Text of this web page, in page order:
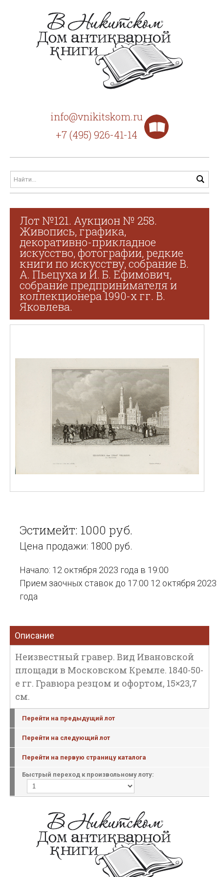
info@vnikitskom.ru
+7 (495) 926-41-14
Лот №121. Аукцион № 258.
Живопись, графика,
декоративно-прикладное
искусство, фотографии, редкие
книги по искусству, собрание В.
А. Пьецуха и И. Б. Ефимович,
собрание предпринимателя и
коллекционера 1990-х гг. В.
Яковлева.
Эстимейт: 1000 руб.
Цена продажи: 1800 руб.
Начало: 12 октября 2023 года в 19:00
Прием заочных ставок до 17:00 12 октября 2023
года
Описание
Неизвестный гравер. Вид Ивановской
площади в Московском Кремле. 1840-50-
е гг. Гравюра резцом и офортом, 15×23,7
см.
Перейти на предыдущий лот
Перейти на следующий лот
Перейти на первую страницу каталога
Быстрый переход к произвольному лоту: